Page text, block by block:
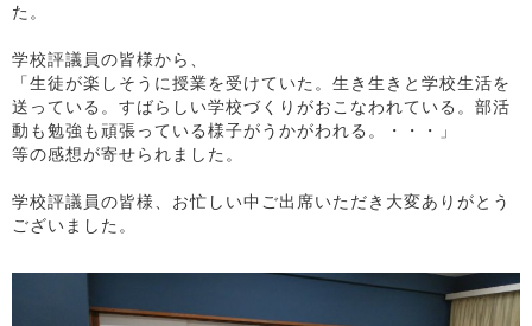
た。
学校評議員の皆様から、
「生徒が楽しそうに授業を受けていた。生き生きと学校生活を
送っている。すばらしい学校づくりがおこなわれている。部活
動も勉強も頑張っている様子がうかがわれる。・・・」
等の感想が寄せられました。
学校評議員の皆様、お忙しい中ご出席いただき大変ありがとう
ございました。